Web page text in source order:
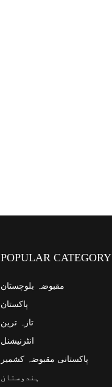
POPULAR CATEGORY
مقبوضہ بلوچستان
پاکستان
تازہ ترین
انٹرنیشنل
پاکستانی مقبوضہ کشمیر
ہندوستان